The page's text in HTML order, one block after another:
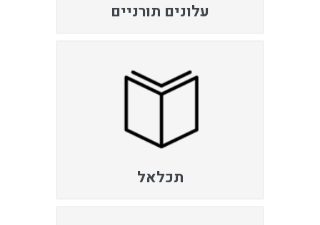
עלונים תורניים
תכלאל